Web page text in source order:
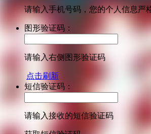
请输入手机号码，您的个人信息严
图形验证码：
请输入右侧图形验证码
点击刷新
短信验证码：
请输入接收的短信验证码